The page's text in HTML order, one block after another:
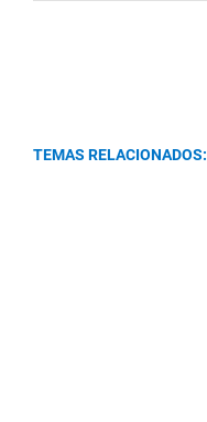
TEMAS RELACIONADOS: